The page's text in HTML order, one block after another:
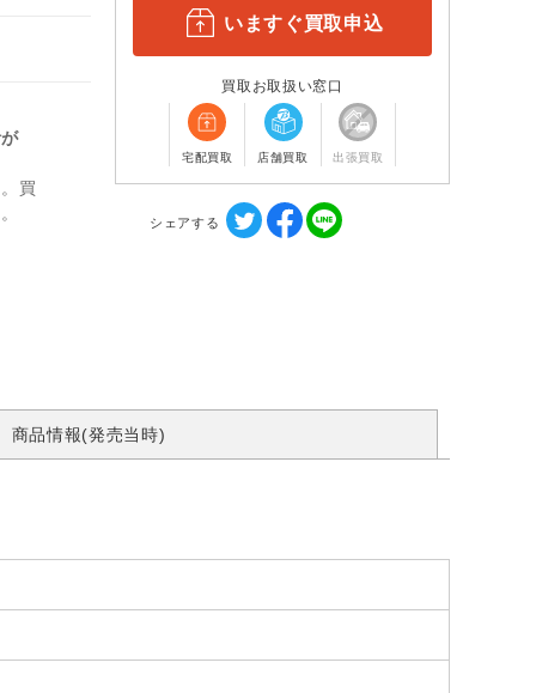
買
いますぐ買取申込
買取お取扱い窓口
宅配買取 店舗買取 出張買取
シェアする
商品情報(発売当時)